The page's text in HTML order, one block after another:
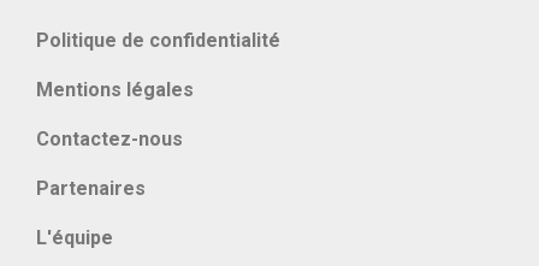
Politique de confidentialité
Mentions légales
Contactez-nous
Partenaires
L'équipe